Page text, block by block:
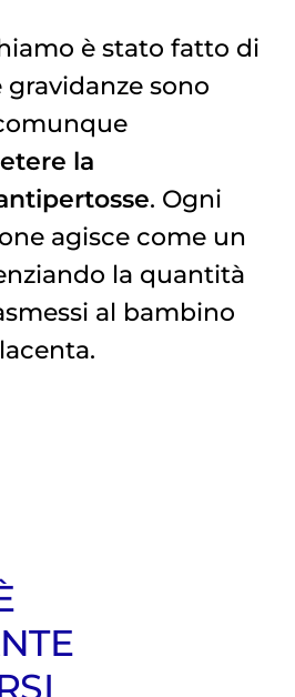
è stato fatto di
gravidanze sono
la
. Ogni
agisce come un
la quantità
al bambino